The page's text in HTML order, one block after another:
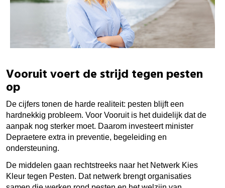
Vooruit voert de strijd tegen pesten
op
De cijfers tonen de harde realiteit: pesten blijft een
hardnekkig probleem. Voor Vooruit is het duidelijk dat de
aanpak nog sterker moet. Daarom investeert minister
Depraetere extra in preventie, begeleiding en
ondersteuning.
De middelen gaan rechtstreeks naar het Netwerk Kies
Kleur tegen Pesten. Dat netwerk brengt organisaties